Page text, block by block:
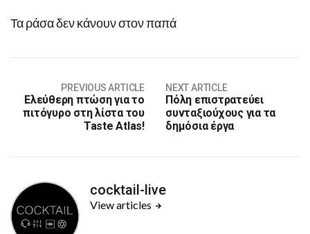
Τα ράσα δεν κάνουν στον παπά
PREVIOUS ARTICLE
Ελεύθερη πτώση για το
πιτόγυρο στη λίστα του
Taste Atlas!
NEXT ARTICLE
Πόλη επιστρατεύει
συνταξιούχους για τα
δημόσια έργα
cocktail-live
View articles